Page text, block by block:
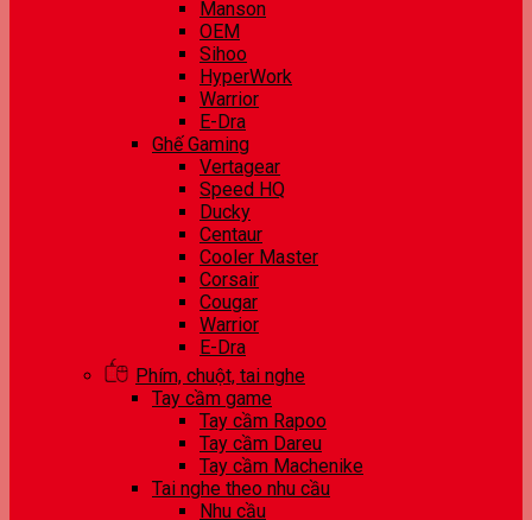
Manson
OEM
Sihoo
HyperWork
Warrior
E-Dra
Ghế Gaming
Vertagear
Speed HQ
Ducky
Centaur
Cooler Master
Corsair
Cougar
Warrior
E-Dra
Phím, chuột, tai nghe
Tay cầm game
Tay cầm Rapoo
Tay cầm Dareu
Tay cầm Machenike
Tai nghe theo nhu cầu
Nhu cầu